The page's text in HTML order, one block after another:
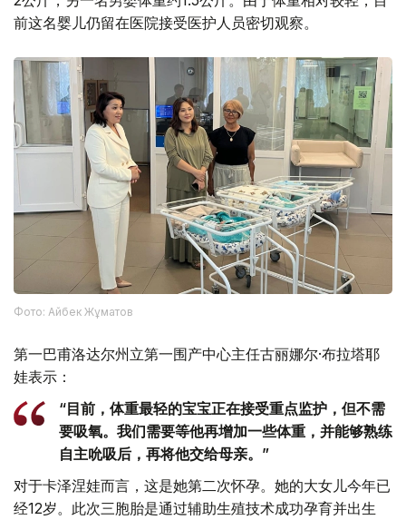
前这名婴儿仍留在医院接受医护人员密切观察。
Фото: Айбек Жұматов
第一巴甫洛达尔州立第一围产中心主任古丽娜尔·布拉塔耶
娃表示：
“目前，体重最轻的宝宝正在接受重点监护，但不需
要吸氧。我们需要等他再增加一些体重，并能够熟练
自主吮吸后，再将他交给母亲。”
对于卡泽涅娃而言，这是她第二次怀孕。她的大女儿今年已
经12岁。此次三胞胎是通过辅助生殖技术成功孕育并出生